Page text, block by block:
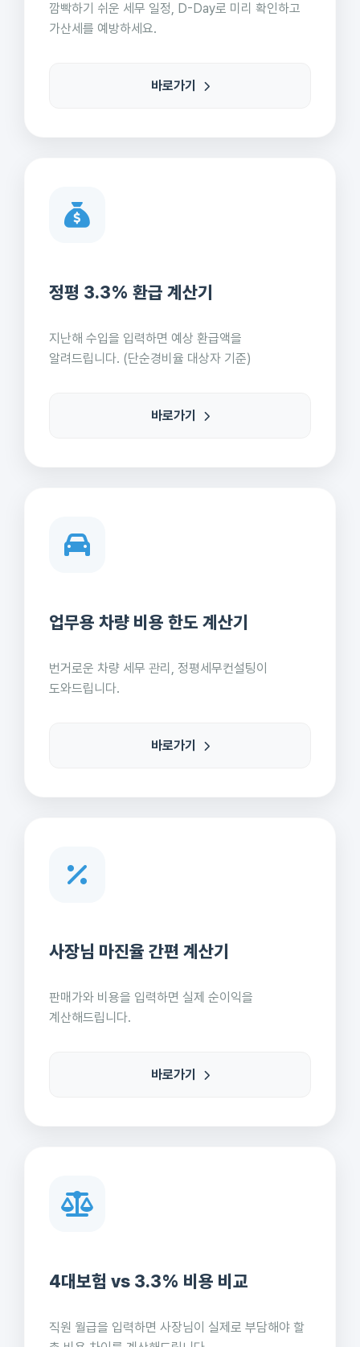
깜빡하기 쉬운 세무 일정, D-Day로 미리 확인하고
가산세를 예방하세요.
바로가기
정평 3.3% 환급 계산기
지난해 수입을 입력하면 예상 환급액을
알려드립니다. (단순경비율 대상자 기준)
바로가기
업무용 차량 비용 한도 계산기
번거로운 차량 세무 관리, 정평세무컨설팅이
도와드립니다.
바로가기
사장님 마진율 간편 계산기
판매가와 비용을 입력하면 실제 순이익을
계산해드립니다.
바로가기
4대보험 vs 3.3% 비용 비교
직원 월급을 입력하면 사장님이 실제로 부담해야 할